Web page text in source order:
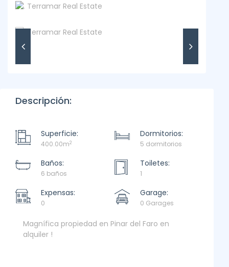
Descripción:
Superficie:
400.00m2
Dormitorios:
5 dormitorios
Baños:
6 baños
Toiletes:
1
Expensas:
0
Garage:
0 Garages
Magnífica propiedad en Pinar del Faro en
alquiler !